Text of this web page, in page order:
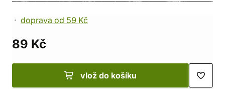
doprava od 59 Kč
89 Kč
vlož do košíku